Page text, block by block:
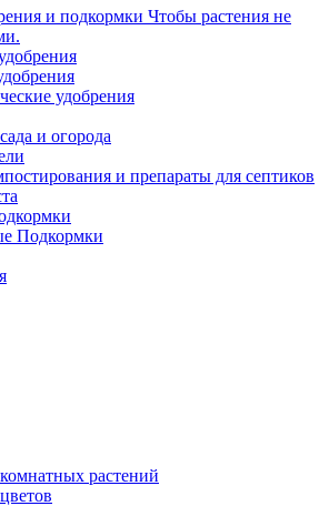
и подкормки Чтобы растения не
удобрения
и огорода
и препараты для септиков
Подкормки
растений